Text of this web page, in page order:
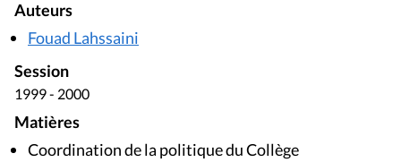
Auteurs
Fouad Lahssaini
Session
1999 - 2000
Matières
Coordination de la politique du Collège